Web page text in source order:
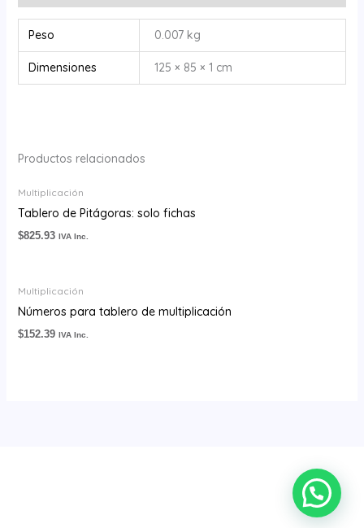
Peso 0.007 kg
Dimensiones 125 × 85 × 1 cm
Productos relacionados
Multiplicación
Tablero de Pitágoras: solo fichas
$825.93 IVA Inc.
Multiplicación
Números para tablero de multiplicación
$152.39 IVA Inc.